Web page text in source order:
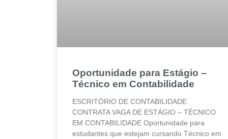
Oportunidade para Estágio –
Técnico em Contabilidade
ESCRITÓRIO DE CONTABILIDADE
CONTRATA VAGA DE ESTÁGIO – TÉCNICO
EM CONTABILIDADE Oportunidade para
estudantes que estejam cursando Técnico em